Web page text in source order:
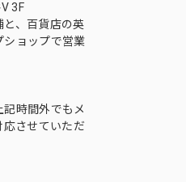
3F
、百貨店の英
ショップで営業
時間外でもメ
応させていただ